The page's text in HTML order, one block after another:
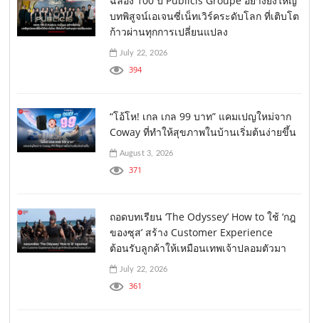
บทพิสูจน์เอเจนซี่เน็ทเวิร์คระดับโลก ที่เติบโต
ก้าวผ่านทุกการเปลี่ยนแปลง
July 22, 2026
394
“โอ้โห! เกล เกล 99 บาท” แคมเปญใหม่จาก
Coway ที่ทำให้สุขภาพในบ้านเริ่มต้นง่ายขึ้น
August 3, 2026
371
ถอดบทเรียน ‘The Odyssey’ How to ใช้ ‘กฎ
ของซุส’ สร้าง Customer Experience
ต้อนรับลูกค้าให้เหมือนเทพเจ้าปลอมตัวมา
July 22, 2026
361